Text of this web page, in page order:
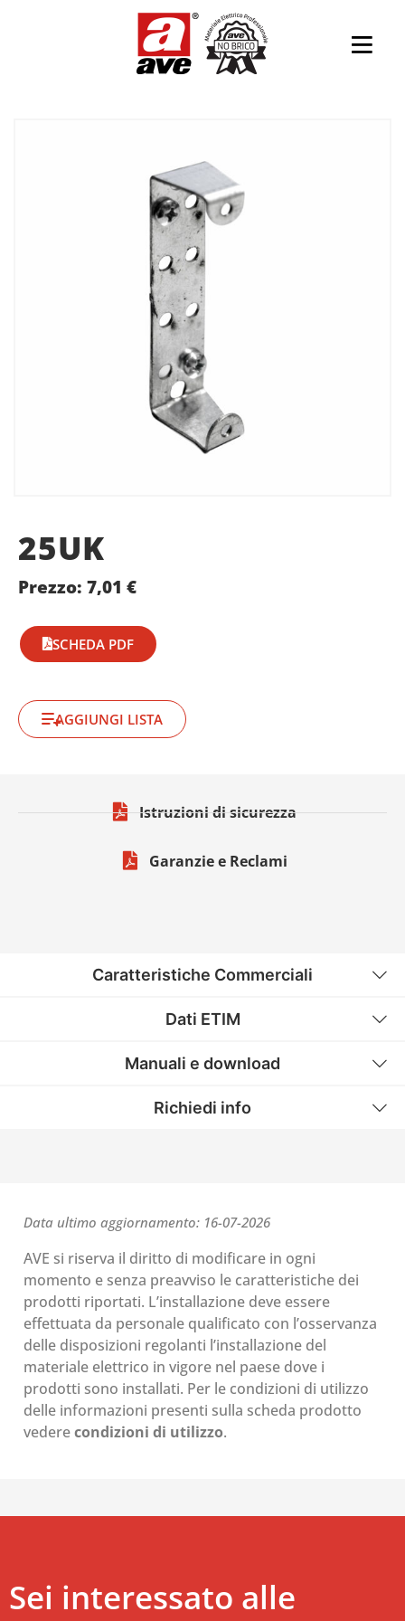
25UK
Prezzo: 7,01 €
SCHEDA PDF
AGGIUNGI LISTA
Istruzioni di sicurezza
Garanzie e Reclami
Caratteristiche Commerciali
Dati ETIM
Manuali e download
Richiedi info
Data ultimo aggiornamento: 16-07-2026
AVE si riserva il diritto di modificare in ogni
momento e senza preavviso le caratteristiche dei
prodotti riportati. L’installazione deve essere
effettuata da personale qualificato con l’osservanza
delle disposizioni regolanti l’installazione del
materiale elettrico in vigore nel paese dove i
prodotti sono installati. Per le condizioni di utilizzo
delle informazioni presenti sulla scheda prodotto
vederecondizioni di utilizzo.
Sei interessato alle